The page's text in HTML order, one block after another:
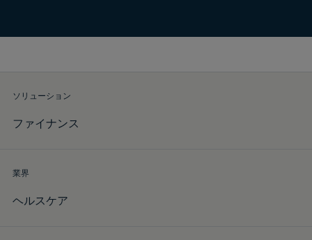
ソリューション
ファイナンス
業界
ヘルスケア